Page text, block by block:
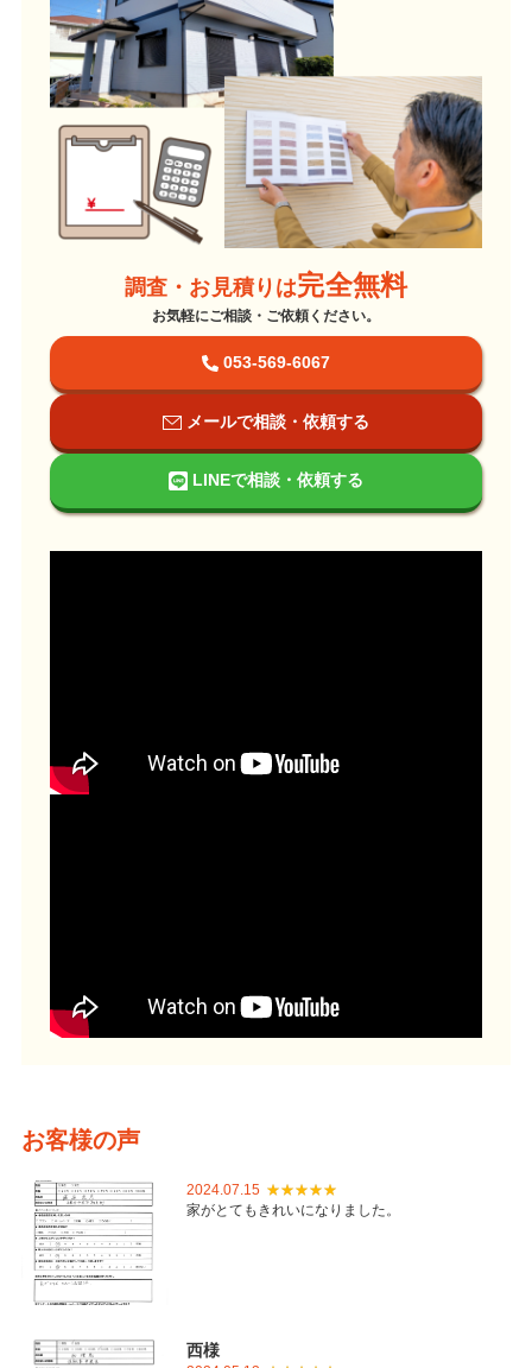
調査・お見積りは完全無料
お気軽にご相談・ご依頼ください。
053-569-6067
メールで相談・依頼する
LINEで相談・依頼する
お客様の声
2024.07.15
家がとてもきれいになりました。
西様